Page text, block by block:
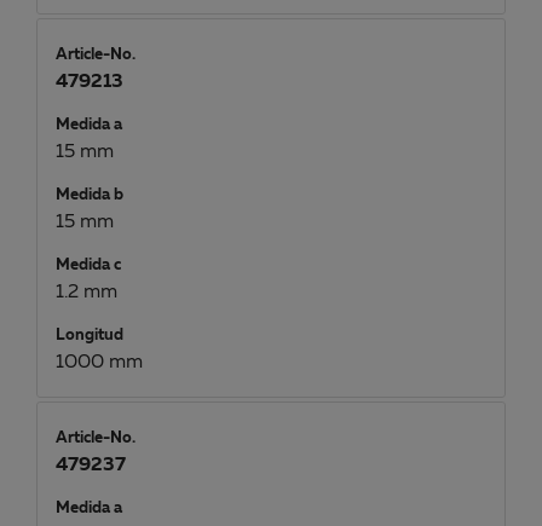
Article-No.
479213
Medida a
15 mm
Medida b
15 mm
Medida c
1.2 mm
Longitud
1000 mm
Article-No.
479237
Medida a